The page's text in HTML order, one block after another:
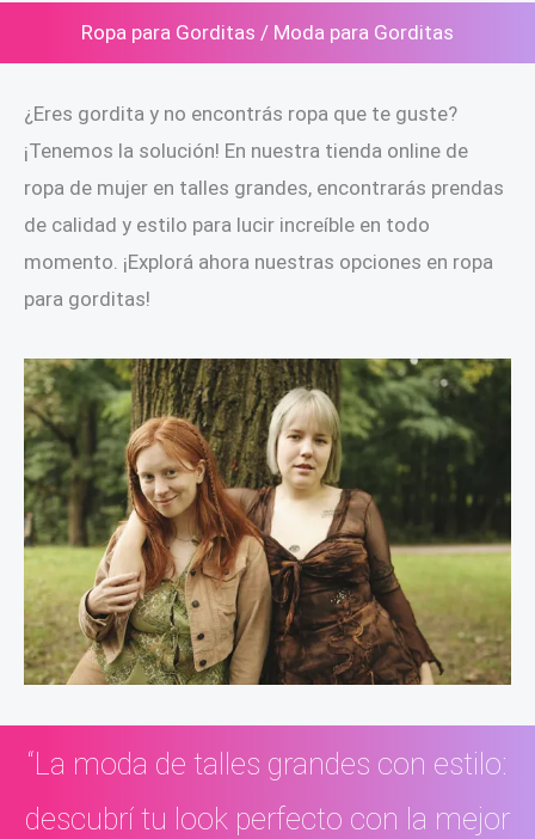
Ropa para Gorditas / Moda para Gorditas
¿Eres gordita y no encontrás ropa que te guste?
¡Tenemos la solución! En nuestra tienda online de
ropa de mujer en talles grandes, encontrarás prendas
de calidad y estilo para lucir increíble en todo
momento. ¡Explorá ahora nuestras opciones en ropa
para gorditas!
“La moda de talles grandes con estilo:
descubrí tu look perfecto con la mejor